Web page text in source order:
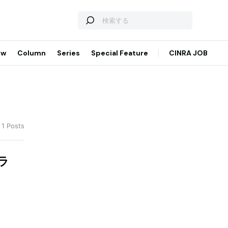
Column Series Special Feature CINRA JOB
Posts